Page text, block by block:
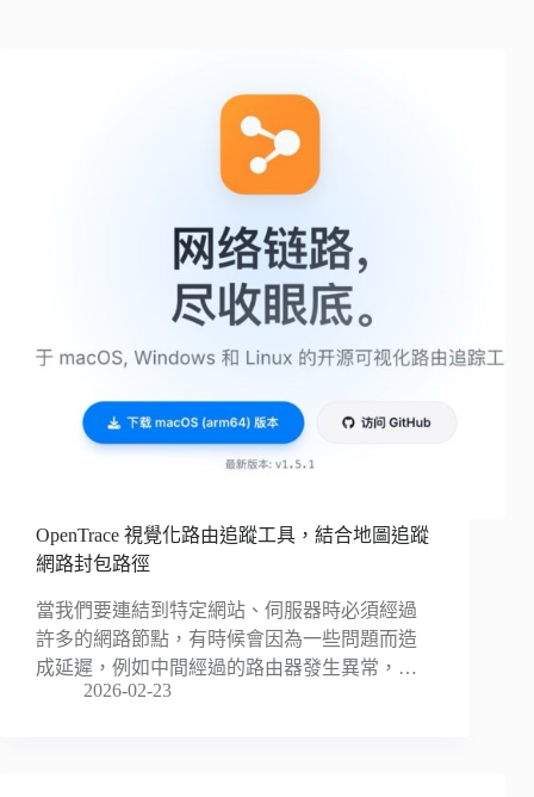
OpenTrace 視覺化路由追蹤工具，結合地圖追蹤
網路封包路徑
當我們要連結到特定網站、伺服器時必須經過
許多的網路節點，有時候會因為一些問題而造
成延遲，例如中間經過的路由器發生異常，…
2026-02-23